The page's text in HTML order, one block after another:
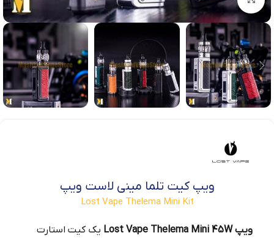
ویپ کیت تلما مینی لاست ویپ
Lost Vape Thelema Mini Kit
ویپ Lost Vape Thelema Mini 45W
یک کیت استارت